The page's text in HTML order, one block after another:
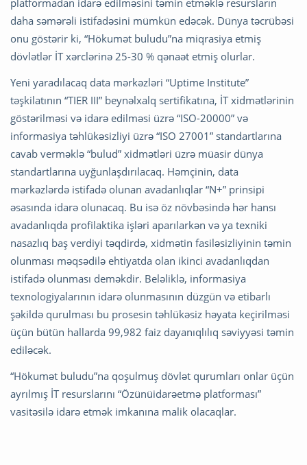
platformadan idarə edilməsini təmin etməklə resursların
daha səmərəli istifadəsini mümkün edəcək. Dünya təcrübəsi
onu göstərir ki, “Hökumət buludu”na miqrasiya etmiş
dövlətlər İT xərclərinə 25-30 % qənaət etmiş olurlar.
Yeni yaradılacaq data mərkəzləri “Uptime Institute”
təşkilatının “TIER III” beynəlxalq sertifikatına, İT xidmətlərinin
göstərilməsi və idarə edilməsi üzrə “ISO-20000” və
informasiya təhlükəsizliyi üzrə “ISO 27001” standartlarına
cavab verməklə “bulud” xidmətləri üzrə müasir dünya
standartlarına uyğunlaşdırılacaq. Həmçinin, data
mərkəzlərdə istifadə olunan avadanlıqlar “N+” prinsipi
əsasında idarə olunacaq. Bu isə öz növbəsində hər hansı
avadanlıqda profilaktika işləri aparılarkən və ya texniki
nasazlıq baş verdiyi təqdirdə, xidmətin fasiləsizliyinin təmin
olunması məqsədilə ehtiyatda olan ikinci avadanlıqdan
istifadə olunması deməkdir. Beləliklə, informasiya
texnologiyalarının idarə olunmasının düzgün və etibarlı
şəkildə qurulması bu prosesin təhlükəsiz həyata keçirilməsi
üçün bütün hallarda 99,982 faiz dayanıqlılıq səviyyəsi təmin
ediləcək.
“Hökumət buludu”na qoşulmuş dövlət qurumları onlar üçün
ayrılmış İT resurslarını “Özünüidarəetmə platforması”
vasitəsilə idarə etmək imkanına malik olacaqlar.